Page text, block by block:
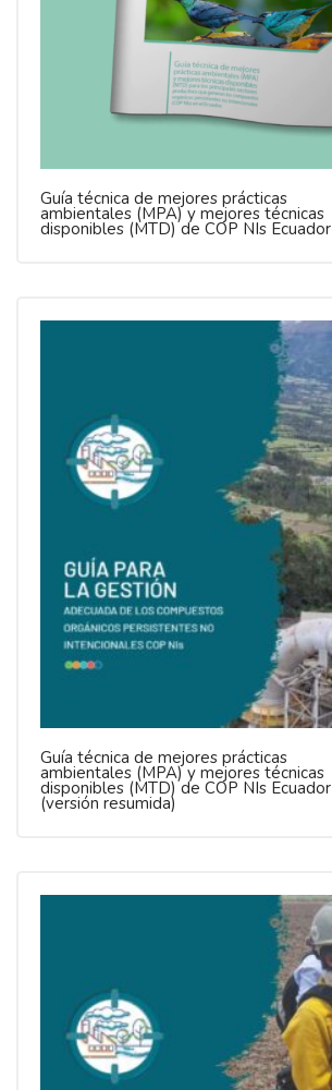
Guía técnica de mejores prácticas
ambientales (MPA) y mejores técnicas
disponibles (MTD) de COP NIs Ecuador
Guía técnica de mejores prácticas
ambientales (MPA) y mejores técnicas
disponibles (MTD) de COP NIs Ecuador
(versión resumida)